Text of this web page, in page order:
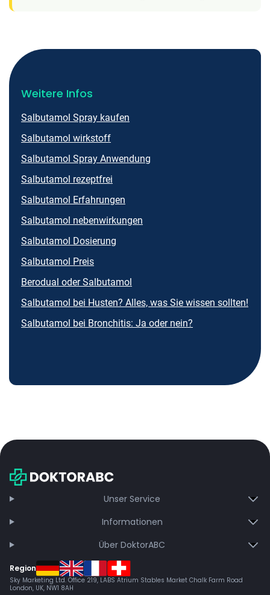
Weitere Infos
Salbutamol Spray kaufen
Salbutamol wirkstoff
Salbutamol Spray Anwendung
Salbutamol rezeptfrei
Salbutamol Erfahrungen
Salbutamol nebenwirkungen
Salbutamol Dosierung
Salbutamol Preis
Berodual oder Salbutamol
Salbutamol bei Husten? Alles, was Sie wissen sollten!
Salbutamol bei Bronchitis: Ja oder nein?
Unser Service
Informationen
Über DoktorABC
Region
Sky Marketing Ltd. Office 219, LABS Atrium Stables Market Chalk Farm Road
London, UK, NW1 8AH